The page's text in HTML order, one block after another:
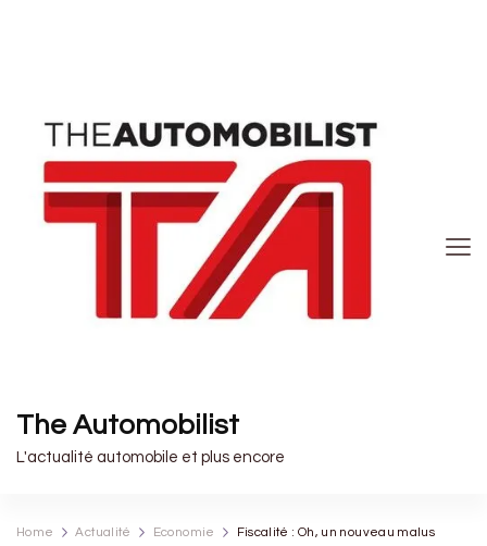
The Automobilist
L'actualité automobile et plus encore
Home Actualité Economie
Fiscalité : Oh, un nouveau malus